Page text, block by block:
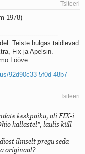
Tsiteeri
1978)
Teiste hulgas taidlevad
Fix ja Apelsin.
Lööve.
92d90c33-5f0d-48b7-
Tsiteeri
keskpaiku, oli FIX-i
kallastel", laulis küll
ilmselt pregu seda
originaal?